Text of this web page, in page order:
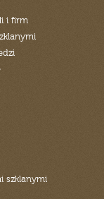
i firm
szklanymi